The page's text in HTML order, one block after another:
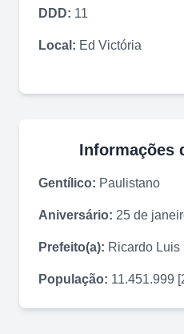
DDD: 11
Local: Ed Victória
Informações
Gentílico: Paulistano
Aniversário: 25 de
Prefeito(a): Ricardo
População: 11.451.999